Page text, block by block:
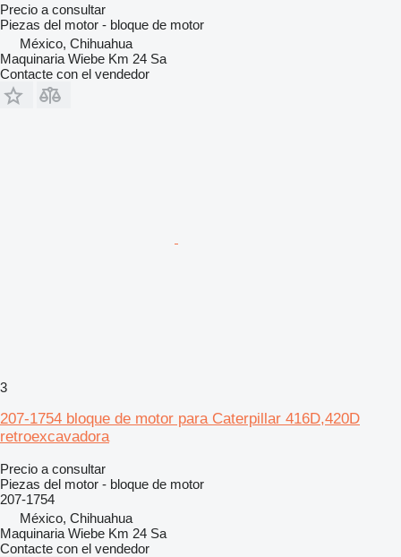
Precio a consultar
Piezas del motor - bloque de motor
México, Chihuahua
Maquinaria Wiebe Km 24 Sa
Contacte con el vendedor
3
207-1754 bloque de motor para Caterpillar 416D,420D
retroexcavadora
Precio a consultar
Piezas del motor - bloque de motor
207-1754
México, Chihuahua
Maquinaria Wiebe Km 24 Sa
Contacte con el vendedor